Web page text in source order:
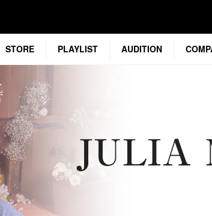
STORE PLAYLIST AUDITION